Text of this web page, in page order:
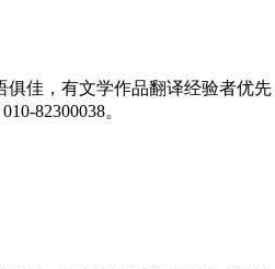
佳，有文学作品翻译经验者优
82300038。